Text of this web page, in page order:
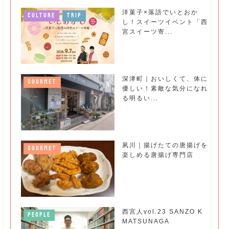
CULTURE TRIP
洋菓子×落語でいとおか
し！スイーツイベント「西
宮スイーツ寄...
GOURMET
深津町｜おいしくて、体に
優しい！素敵な気分になれ
る明るい...
GOURMET
夙川｜揚げたての唐揚げを
楽しめる唐揚げ専門店
PEOPLE
西宮人vol.23 SANZO K
MATSUNAGA